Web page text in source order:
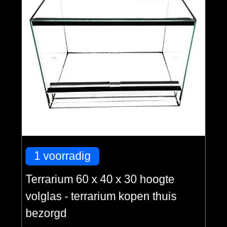
1 voorradig
Terrarium 60 x 40 x 30 hoogte
volglas - terrarium kopen thuis
bezorgd